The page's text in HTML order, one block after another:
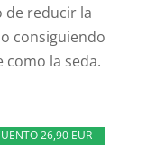
de reducir la
consiguiendo
como la seda.
26,90 EUR